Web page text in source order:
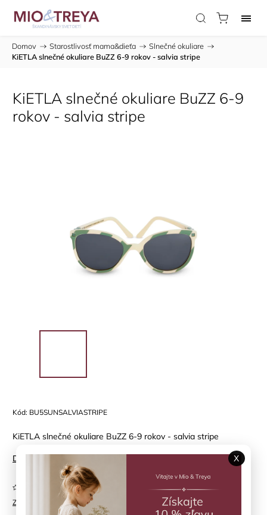
Domov / Starostlivosť mama&dieťa / Slnečné okuliare /
KiETLA slnečné okuliare BuZZ 6-9 rokov - salvia stripe
KiETLA slnečné okuliare BuZZ 6-9
rokov - salvia stripe
Kód: BU5SUNSALVIASTRIPE
KiETLA slnečné okuliare BuZZ 6-9 rokov - salvia stripe
Detailné informácie
Značka: KIETLA
Neohodnotené
X